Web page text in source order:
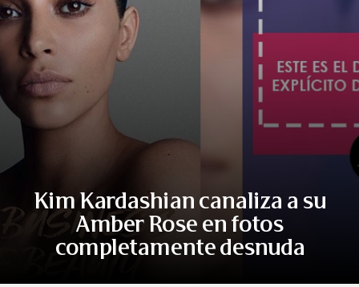
Kim Kardashian canaliza a su
Amber Rose en fotos
completamente desnuda